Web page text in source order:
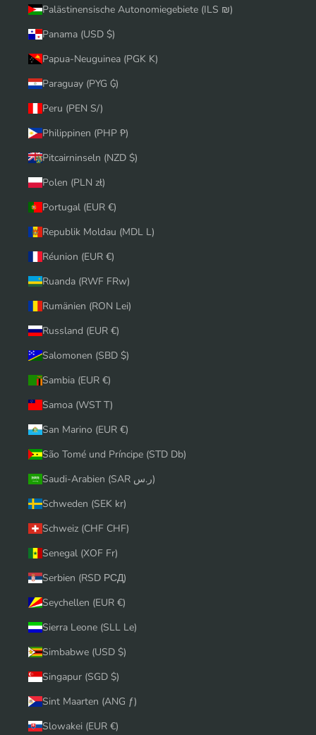
Palästinensische Autonomiegebiete (ILS ₪)
Panama (USD $)
Papua-Neuguinea (PGK K)
Paraguay (PYG ₲)
Peru (PEN S/)
Philippinen (PHP ₱)
Pitcairninseln (NZD $)
Polen (PLN zł)
Portugal (EUR €)
Republik Moldau (MDL L)
Réunion (EUR €)
Ruanda (RWF FRw)
Rumänien (RON Lei)
Russland (EUR €)
Salomonen (SBD $)
Sambia (EUR €)
Samoa (WST T)
San Marino (EUR €)
São Tomé und Príncipe (STD Db)
Saudi-Arabien (SAR ر.س)
Schweden (SEK kr)
Schweiz (CHF CHF)
Senegal (XOF Fr)
Serbien (RSD РСД)
Seychellen (EUR €)
Sierra Leone (SLL Le)
Simbabwe (USD $)
Singapur (SGD $)
Sint Maarten (ANG ƒ)
Slowakei (EUR €)